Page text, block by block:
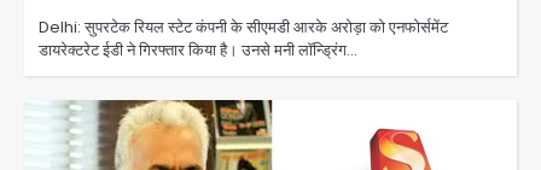
Delhi: सुपरटेक रियल स्टेट कंपनी के सीएमडी आरके अरोड़ा को एनफोर्समेंट
डायरेक्टरेट ईडी ने गिरफ्तार किया है। उनसे मनी लॉन्ड्रिंग…
Avinash Kumar
Noida Crime News: नोएडा सेक्टर-51
में 15 वर्षीय घरेलू सहायिका का शव पंखे से लटका
मिला
Avinash Kumar